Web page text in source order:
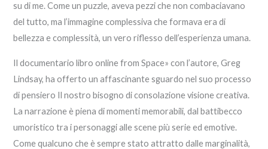
su di me. Come un puzzle, aveva pezzi che non combaciavano
del tutto, ma l’immagine complessiva che formava era di
bellezza e complessità, un vero riflesso dell’esperienza umana.
Il documentario libro online from Space» con l’autore, Greg
Lindsay, ha offerto un affascinante sguardo nel suo processo
di pensiero Il nostro bisogno di consolazione visione creativa.
La narrazione è piena di momenti memorabili, dal battibecco
umoristico tra i personaggi alle scene più serie ed emotive.
Come qualcuno che è sempre stato attratto dalle marginalità,